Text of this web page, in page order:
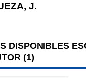
J.
DISPONIBLES
(1)